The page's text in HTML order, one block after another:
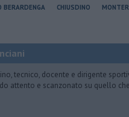
BERARDENGA CHIUSDINO
tecnico, docente e dirigente
attento e scanzonato su quello